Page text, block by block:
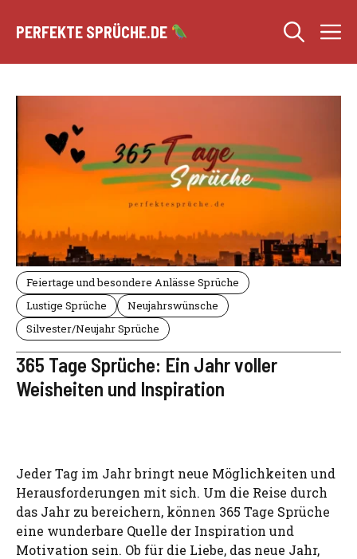
Inhalt
PERFEKTE SPRÜCHE.DE
Feiertage und besondere Anlässe Sprüche
Lustige Sprüche
Neujahrswünsche
Silvester/Neujahr Sprüche
365 Tage Sprüche: Ein Jahr voller
Weisheiten und Inspiration
Jeder Tag im Jahr bringt neue Möglichkeiten und
Herausforderungen mit sich. Um die Reise durch
das Jahr zu bereichern, können 365 Tage Sprüche
eine wunderbare Quelle der Inspiration und
Motivation sein. Ob für die Liebe, das neue Jahr,